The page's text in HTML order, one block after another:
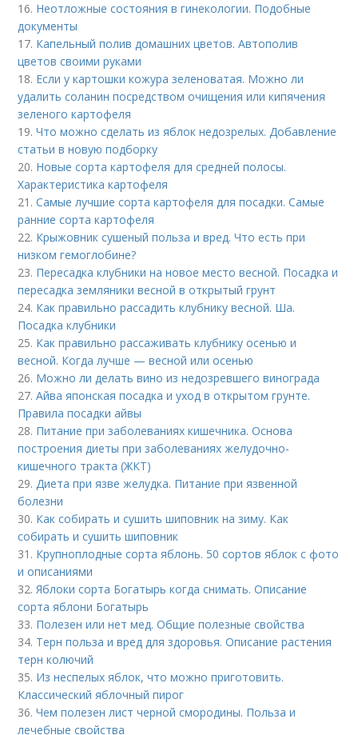
16. Неотложные состояния в гинекологии. Подобные
документы
17. Капельный полив домашних цветов. Автополив
цветов своими руками
18. Если у картошки кожура зеленоватая. Можно ли
удалить соланин посредством очищения или кипячения
зеленого картофеля
19.Что можно сделать из яблок недозрелых. Добавление
статьи в новую подборку
20. Новые сорта картофеля для средней полосы.
Характеристика картофеля
21.Самые лучшие сорта картофеля для посадки. Самые
ранние сорта картофеля
22. Крыжовник сушеный польза и вред. Что есть при
низком гемоглобине?
23. Пересадка клубники на новое место весной. Посадка и
пересадка земляники весной в открытый грунт
24. Как правильно рассадить клубнику весной. Ша.
Посадка клубники
25. Как правильно рассаживать клубнику осенью и
весной. Когда лучше — весной или осенью
26. Можно ли делать вино из недозревшего винограда
27.Айва японская посадка и уход в открытом грунте.
Правила посадки айвы
28. Питание при заболеваниях кишечника. Основа
построения диеты при заболеваниях желудочно-
кишечного тракта (ЖКТ)
29.Диета при язве желудка. Питание при язвенной
болезни
30. Как собирать и сушить шиповник на зиму. Как
собирать и сушить шиповник
31. Крупноплодные сорта яблонь. 50 сортов яблок с фото
и описаниями
32.Яблоки сорта Богатырь когда снимать. Описание
сорта яблони Богатырь
33. Полезен или нет мед. Общие полезные свойства
34. Терн польза и вред для здоровья. Описание растения
терн колючий
35. Из неспелых яблок, что можно приготовить.
Классический яблочный пирог
36.Чем полезен лист черной смородины. Польза и
лечебные свойства